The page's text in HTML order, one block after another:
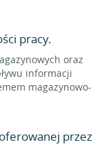
pracy.
oraz
informacji
magazynowo-
przez